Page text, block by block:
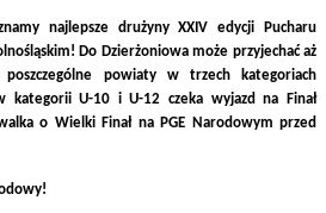
najlepsze drużyny XXIV edycji Pucharu
Do Dzierżoniowa może przyjechać aż
poszczególne powiaty w trzech kategoriach
kategorii U-10 i U-12 czeka wyjazd na Finał
o Wielki Finał na PGE Narodowym przed